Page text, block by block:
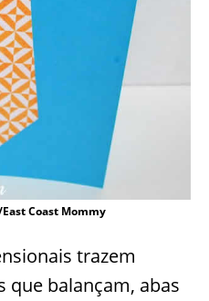
Coast Mommy
trazem
que balançam, abas